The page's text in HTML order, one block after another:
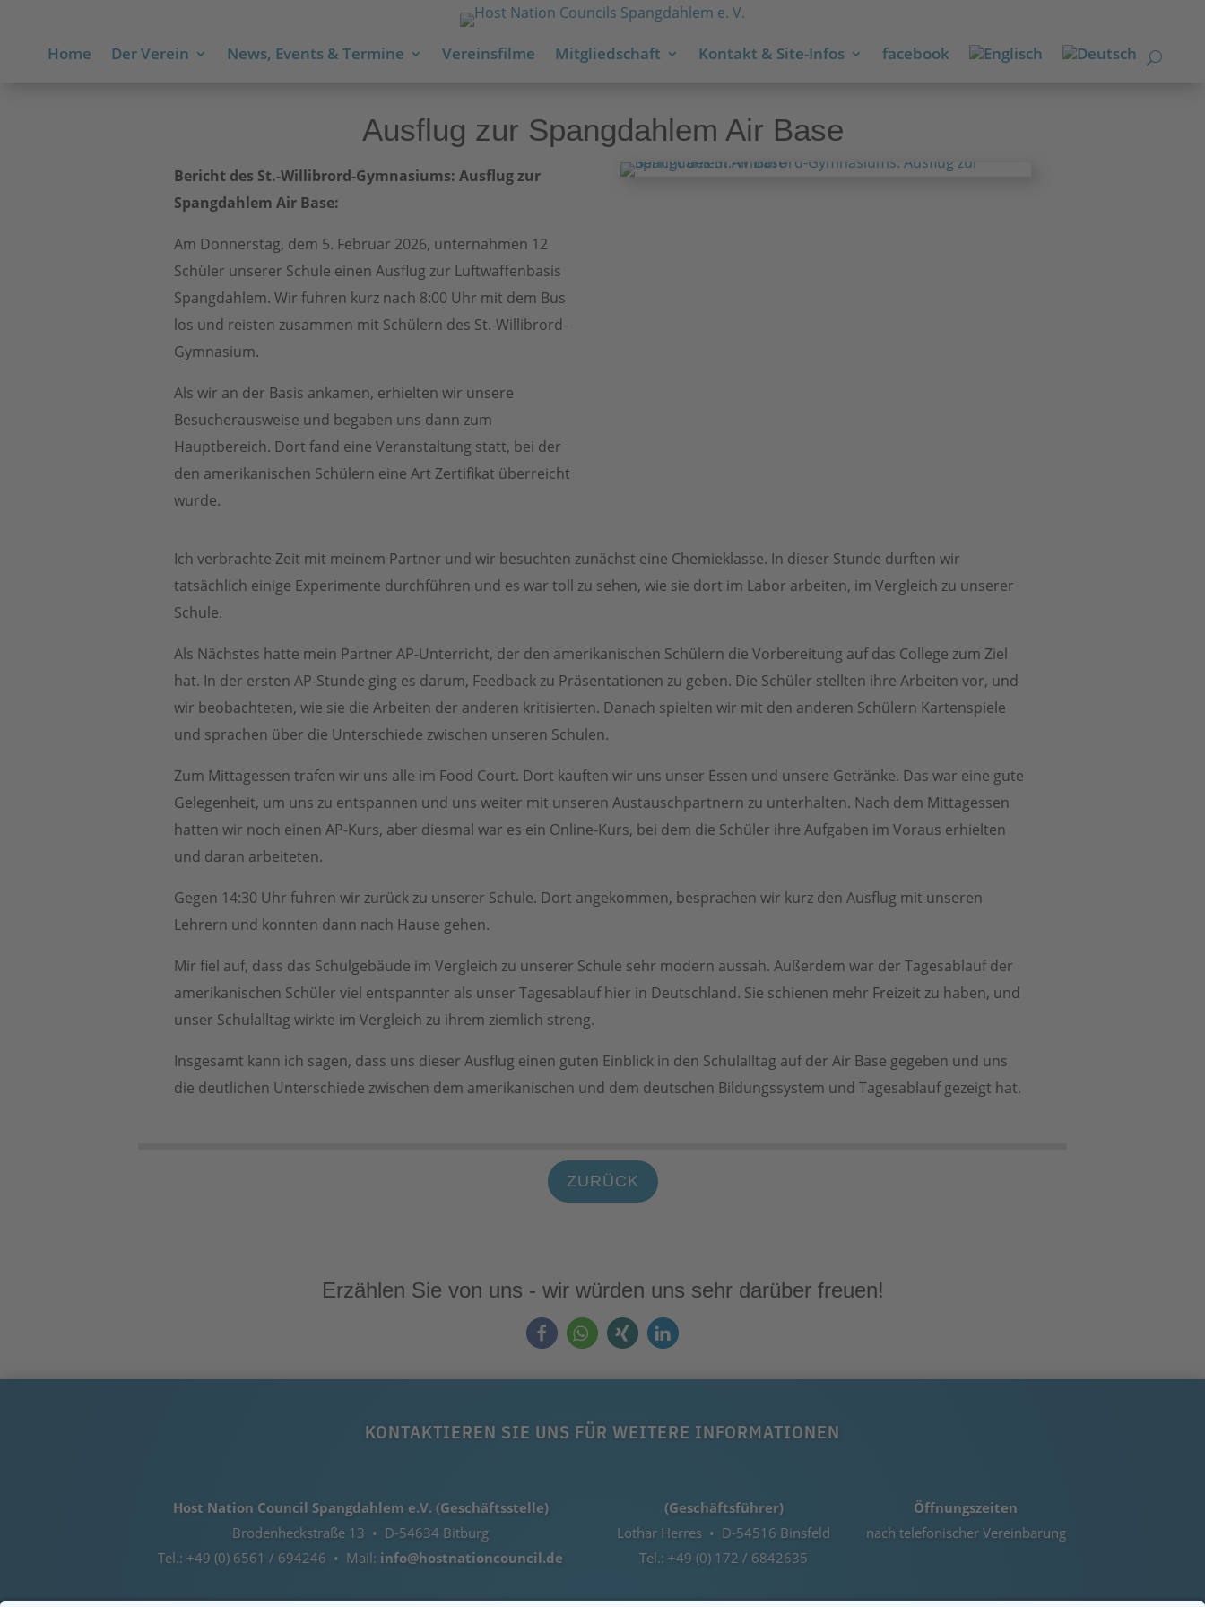
Home Der Verein News, Events & Termine Vereinsfilme Mitgliedschaft Kontakt & Site-Infos facebook
Ausflug zur Spangdahlem Air Base
Bericht des St.-Willibrord-Gymnasiums: Ausflug zur
Spangdahlem Air Base:
Am Donnerstag, dem 5. Februar 2026, unternahmen 12
Schüler unserer Schule einen Ausflug zur Luftwaffenbasis
Spangdahlem. Wir fuhren kurz nach 8:00 Uhr mit dem Bus
los und reisten zusammen mit Schülern des St.-Willibrord-
Gymnasium.
Als wir an der Basis ankamen, erhielten wir unsere
Besucherausweise und begaben uns dann zum
Hauptbereich. Dort fand eine Veranstaltung statt, bei der
den amerikanischen Schülern eine Art Zertifikat überreicht
wurde.
Ich verbrachte Zeit mit meinem Partner und wir besuchten zunächst eine Chemieklasse. In dieser Stunde durften wir
tatsächlich einige Experimente durchführen und es war toll zu sehen, wie sie dort im Labor arbeiten, im Vergleich zu unserer
Schule.
Als Nächstes hatte mein Partner AP-Unterricht, der den amerikanischen Schülern die Vorbereitung auf das College zum Ziel
hat. In der ersten AP-Stunde ging es darum, Feedback zu Präsentationen zu geben. Die Schüler stellten ihre Arbeiten vor, und
wir beobachteten, wie sie die Arbeiten der anderen kritisierten. Danach spielten wir mit den anderen Schülern Kartenspiele
und sprachen über die Unterschiede zwischen unseren Schulen.
Zum Mittagessen trafen wir uns alle im Food Court. Dort kauften wir uns unser Essen und unsere Getränke. Das war eine gute
Gelegenheit, um uns zu entspannen und uns weiter mit unseren Austauschpartnern zu unterhalten. Nach dem Mittagessen
hatten wir noch einen AP-Kurs, aber diesmal war es ein Online-Kurs, bei dem die Schüler ihre Aufgaben im Voraus erhielten
und daran arbeiteten.
Gegen 14:30 Uhr fuhren wir zurück zu unserer Schule. Dort angekommen, besprachen wir kurz den Ausflug mit unseren
Lehrern und konnten dann nach Hause gehen.
Mir fiel auf, dass das Schulgebäude im Vergleich zu unserer Schule sehr modern aussah. Außerdem war der Tagesablauf der
amerikanischen Schüler viel entspannter als unser Tagesablauf hier in Deutschland. Sie schienen mehr Freizeit zu haben, und
unser Schulalltag wirkte im Vergleich zu ihrem ziemlich streng.
Insgesamt kann ich sagen, dass uns dieser Ausflug einen guten Einblick in den Schulalltag auf der Air Base gegeben und uns
die deutlichen Unterschiede zwischen dem amerikanischen und dem deutschen Bildungssystem und Tagesablauf gezeigt hat.
ZURÜCK
Erzählen Sie von uns - wir würden uns sehr darüber freuen!
KONTAKTIEREN SIE UNS FÜR WEITERE INFORMATIONEN
Host Nation Council Spangdahlem e.V. (Geschäftsstelle)
Brodenheckstraße 13 • D-54634 Bitburg
Tel.: +49 (0) 6561 / 694246 • Mail: info@hostnationcouncil.de
(Geschäftsführer)
Lothar Herres • D-54516 Binsfeld
Tel.: +49 (0) 172 / 6842635
Öffnungszeiten
nach telefonischer Vereinbarung